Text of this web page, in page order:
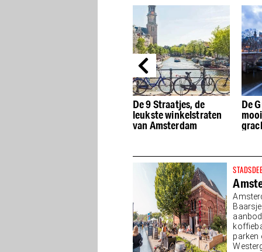
De Grachtengordel: De
mooiste musea aan de
grachten
parken